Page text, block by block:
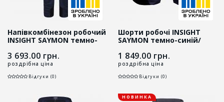
Напівкомбінезон робочий
INSIGHT SAYMON темно-
3 693.00 грн.
роздрібна ціна
Відгуки (0)
Шорти робочі INSIGHT
SAYMON темно-синій/
1 849.00 грн.
роздрібна ціна
Відгуки (0)
НОВИНКА